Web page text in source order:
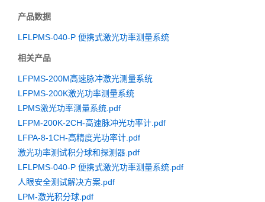
产品数据
LFLPMS-040-P 便携式激光功率测量系统
相关产品
LFPMS-200M高速脉冲激光测量系统
LFPMS-200K激光功率测量系统
LPMS激光功率测量系统.pdf
LFPM-200K-2CH-高速脉冲光功率计.pdf
LFPA-8-1CH-高精度光功率计.pdf
激光功率测试积分球和探测器.pdf
LFLPMS-040-P 便携式激光功率测量系统.pdf
人眼安全测试解决方案.pdf
LPM-激光积分球.pdf